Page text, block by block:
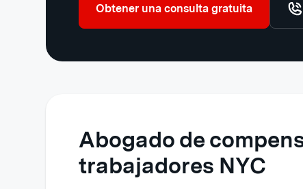
Obtener una consulta gratuita
Abogado de
trabajadores NYC